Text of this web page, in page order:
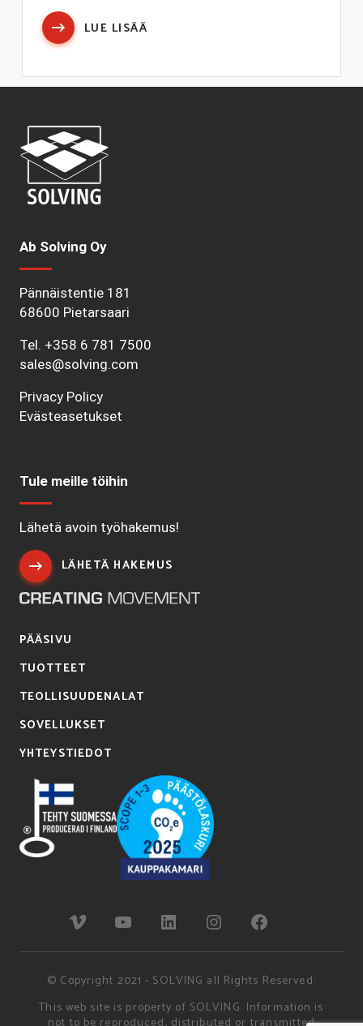
LUE LISÄÄ
Ab Solving Oy
Pännäistentie 181
68600 Pietarsaari
Tel. +358 6 781 7500
sales@solving.com
Privacy Policy
Evästeasetukset
Tule meille töihin
Lähetä avoin työhakemus!
LÄHETÄ HAKEMUS
PÄÄSIVU
TUOTTEET
TEOLLISUUDENALAT
SOVELLUKSET
YHTEYSTIEDOT
© Copyright 2021 - SOLVING all Rights Reserved.
This web site is property of SOLVING. Information is